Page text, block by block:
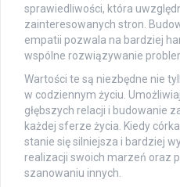
sprawiedliwości, która
zainteresowanych stron.
empatii pozwala na bardziej
wspólne rozwiązywanie
Wartości te są niezbędne nie
w codziennym życiu.
głębszych relacji i budowanie
każdej sferze życia. Kiedy
stanie się silniejsza i bardziej
realizacji swoich marzeń oraz
szanowaniu innych.